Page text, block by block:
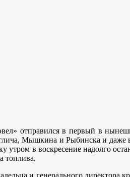
отправился в первый в
Мышкина и Рыбинска и даже
в воскресение надолго
топлива.